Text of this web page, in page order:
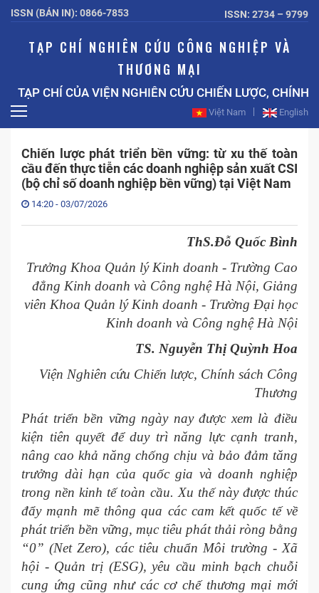
ISSN (BẢN IN): 0866-7853 ISSN: 2734 – 9799
TẠP CHÍ NGHIÊN CỨU CÔNG NGHIỆP VÀ
THƯƠNG MẠI
TẠP CHÍ CỦA VIỆN NGHIÊN CỨU CHIẾN LƯỢC, CHÍNH
Việt Nam English
Chiến lược phát triển bền vững: từ xu thế toàn
cầu đến thực tiễn các doanh nghiệp sản xuất CSI
(bộ chỉ số doanh nghiệp bền vững) tại Việt Nam
14:20 - 03/07/2026
ThS.Đỗ Quốc Bình
Trưởng Khoa Quản lý Kinh doanh - Trường Cao
đẳng Kinh doanh và Công nghệ Hà Nội, Giảng
viên Khoa Quản lý Kinh doanh - Trường Đại học
Kinh doanh và Công nghệ Hà Nội
TS. Nguyễn Thị Quỳnh Hoa
Viện Nghiên cứu Chiến lược, Chính sách Công
Thương
Phát triển bền vững ngày nay được xem là điều
kiện tiên quyết để duy trì năng lực cạnh tranh,
nâng cao khả năng chống chịu và bảo đảm tăng
trưởng dài hạn của quốc gia và doanh nghiệp
trong nền kinh tế toàn cầu. Xu thế này được thúc
đẩy mạnh mẽ thông qua các cam kết quốc tế về
phát triển bền vững, mục tiêu phát thải ròng bằng
“0” (Net Zero), các tiêu chuẩn Môi trường - Xã
hội - Quản trị (ESG), yêu cầu minh bạch chuỗi
cung ứng cũng như các cơ chế thương mại mới